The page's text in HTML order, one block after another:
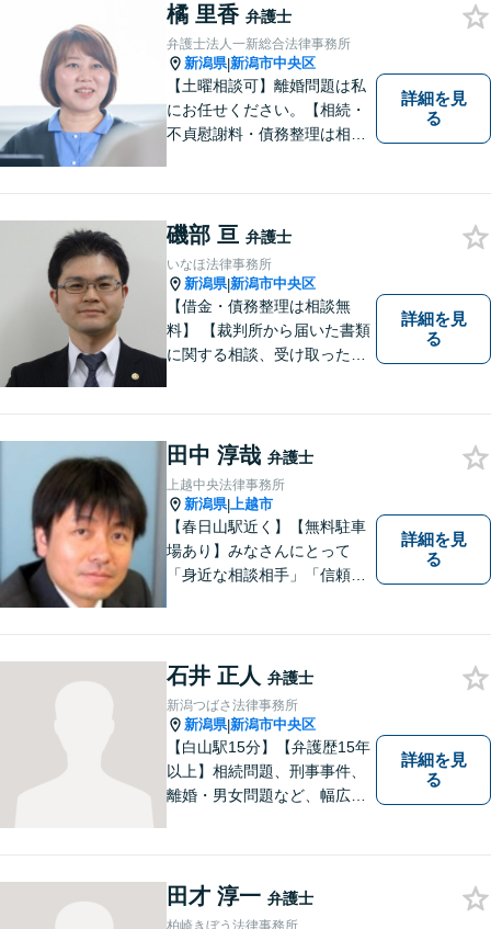
災・不貞慰謝料は相談料初回
無料】【顧問先企業300社以
上】
橘 里香 弁護士
弁護士法人一新総合法律事務所
新潟県|新潟市中央区
【土曜相談可】離婚問題は私
にお任せください。【相続・
不貞慰謝料・債務整理は相談
く）】
詳細を見
る
磯部 亘 弁護士
いなほ法律事務所
新潟県|新潟市中央区
【借金・債務整理は相談無
料】 【裁判所から届いた書類
に関する相談、受け取った督
ーな対応を心がけておりま
す。相談先をお探しの方もお
気軽にご相談ください。
詳細を見
る
田中 淳哉 弁護士
上越中央法律事務所
新潟県|上越市
【春日山駅近く】【無料駐車
場あり】みなさんにとって
「身近な相談相手」「信頼で
人お一人の不安や悩みをしっ
かり受け止め、丁寧な対応を
心がけます。お気軽にご相談
ください。
詳細を見
る
石井 正人 弁護士
新潟つばさ法律事務所
新潟県|新潟市中央区
【白山駅15分】【弁護歴15年
以上】相続問題、刑事事件、
離婚・男女問題など、幅広い
を目指します。まずはお気軽
にご相談を！【著書多数！】
詳細を見
る
田才 淳一 弁護士
柏崎きぼう法律事務所